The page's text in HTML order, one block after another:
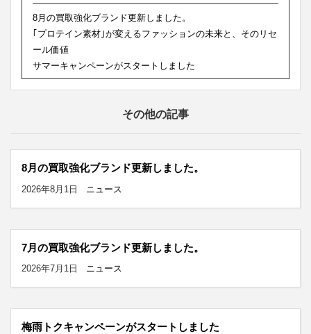
8月の買取強化ブランド更新しました。
｢プロテイン素材｣が変えるファッションの未来と、そのリセ
ール価値
サマーキャンペーンがスタートしました
その他の記事
8月の買取強化ブランド更新しました。
2026年8月1日 ニュース
7月の買取強化ブランド更新しました。
2026年7月1日 ニュース
梅雨トクキャンペーンがスタートしました